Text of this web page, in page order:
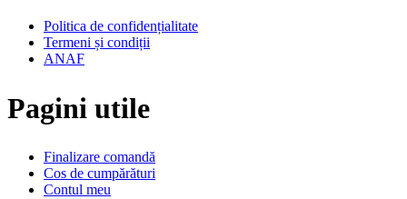
Politica de confidențialitate
Termeni și condiții
ANAF
Pagini utile
Finalizare comandă
Cos de cumpărături
Contul meu